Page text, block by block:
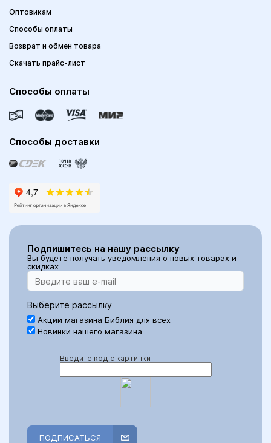
Оптовикам
Способы оплаты
Возврат и обмен товара
Скачать прайс-лист
Способы оплаты
Способы доставки
Подпишитесь на нашу рассылку
Вы будете получать уведомления о новых товарах и
скидках
Выберите рассылку
Акции магазина Библия для всех
Новинки нашего магазина
Введите код с картинки
ПОДПИСАТЬСЯ